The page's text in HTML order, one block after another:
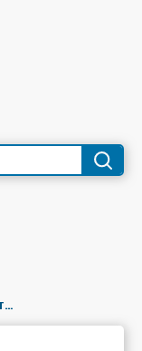
UCHWAŁA NR 59/2019 ZARZĄDU POWIATU ZGORZELECKIEGO Z DNIA 30 MAJA 2019 R. W SPRAWIE ZMIAN W PLANIE WYDATKÓW W BUDŻECIE POWIATU ZGORZELECKIEGO ZA 2019 ROK.